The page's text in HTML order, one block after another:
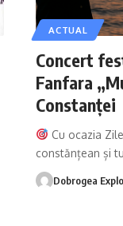
ACTUAL
Concert
Fanfara
Constanței
Cu ocazia
constănțean și
Dobrogea